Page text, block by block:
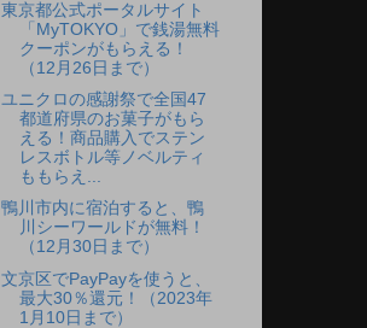
東京都公式ポータルサイト
「MyTOKYO」で銭湯無料
クーポンがもらえる！
（12月26日まで）
ユニクロの感謝祭で全国47
都道府県のお菓子がもら
える！商品購入でステン
レスボトル等ノベルティ
ももらえ...
鴨川市内に宿泊すると、鴨
川シーワールドが無料！
（12月30日まで）
文京区でPayPayを使うと、
最大30％還元！（2023年
1月10日まで）